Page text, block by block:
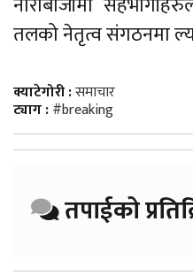
तलको नेतृत्व संगठनमा
क्याटेगोरी :समाचार
ट्याग :#breaking
तपाईको